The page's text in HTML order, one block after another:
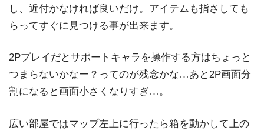
し、近付かなければ良いだけ。アイテムも指さしても
らってすぐに見つける事が出来ます。
2Pプレイだとサポートキャラを操作する方はちょっと
つまらないかなー？ってのが残念かな…あと2P画面分
割になると画面小さくなりすぎ…。
広い部屋ではマップ左上に行ったら箱を動かして上の